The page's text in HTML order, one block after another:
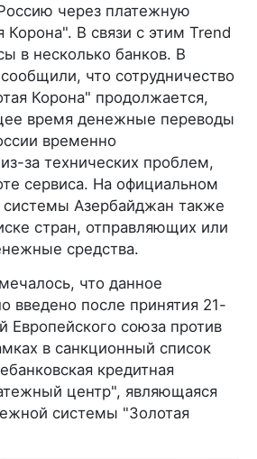
через платежную
Корона". В связи с этим Trend
в несколько банков. В
что сотрудничество
Корона" продолжается,
время денежные переводы
временно
за технических проблем,
сервиса. На официальном
системы Азербайджан также
стран, отправляющих или
средства.
что данное
введено после принятия 21-
Европейского союза против
в санкционный список
кредитная
центр", являющаяся
системы "Золотая